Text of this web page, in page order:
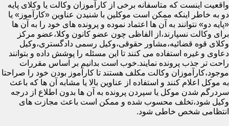
واقعیت اینست که متاسفانه برخی از کارآموزان وکالت یا وکلای پایه
دو به خاطر اینکه ممکن است موکلین با شنیدن عناوین «کارآموز» یا
«پایه دو» نتوانند به آن ها اعتماد نموده و پرونده های خود را به آن ها
برای وکالت نسپارند،از الفاظی چون عضو کانون وکلا،عضو مرکز
وکلای قوه قضائیه،مشاور حقوقی،وکیل رسمی دادگستری،وکیل
دعاوی و غیره استفاده می کنند تا این مسئله را پوشش داده و بتوانند
راحت تر جذب پرونده نمایند.خوب است بدانیم بر اساس مقررات
موجود،کارآموزان وکالت مکلف هستند تا کارآموز بودن خود را صراحتا
به موکل اعلام کنند و استفاده از عناوین بالا یا مشابه آن ها که باعث
سردرگم شدن موکل یا سپردن پرونده به آن ها بدون اطلاع از درجه
وکیل شود،تخلف محسوب شده و ممکن است باعث مجازت های
انتظامی شخص خاطی شود.